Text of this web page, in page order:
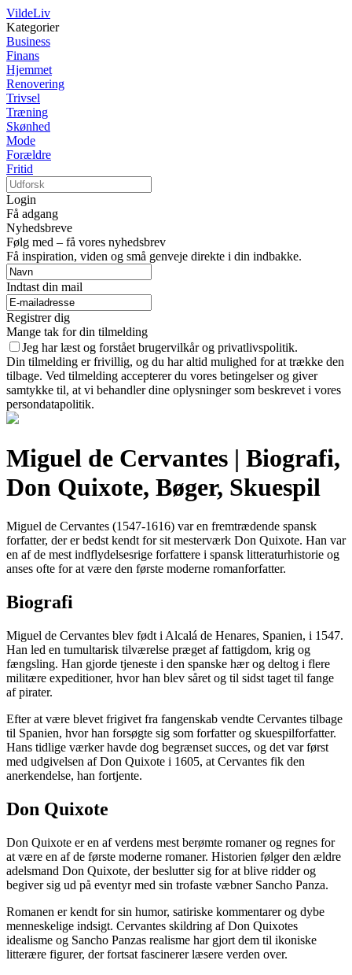
VildeLiv
Kategorier
Business
Finans
Hjemmet
Renovering
Trivsel
Træning
Skønhed
Mode
Forældre
Fritid
Login
Få adgang
Nyhedsbreve
Følg med – få vores nyhedsbrev
Få inspiration, viden og små genveje direkte i din indbakke.
Indtast din mail
Registrer dig
Mange tak for din tilmelding
Jeg har læst og forstået brugervilkår og privatlivspolitik.
Din tilmelding er frivillig, og du har altid mulighed for at trække den
tilbage. Ved tilmelding accepterer du vores betingelser og giver
samtykke til, at vi behandler dine oplysninger som beskrevet i vores
persondatapolitik.
Miguel de Cervantes | Biografi,
Don Quixote, Bøger, Skuespil
Miguel de Cervantes (1547-1616) var en fremtrædende spansk
forfatter, der er bedst kendt for sit mesterværk Don Quixote. Han var
en af de mest indflydelsesrige forfattere i spansk litteraturhistorie og
anses ofte for at være den første moderne romanforfatter.
Biografi
Miguel de Cervantes blev født i Alcalá de Henares, Spanien, i 1547.
Han led en tumultarisk tilværelse præget af fattigdom, krig og
fængsling. Han gjorde tjeneste i den spanske hær og deltog i flere
militære expeditioner, hvor han blev såret og til sidst taget til fange
af pirater.
Efter at være blevet frigivet fra fangenskab vendte Cervantes tilbage
til Spanien, hvor han forsøgte sig som forfatter og skuespilforfatter.
Hans tidlige værker havde dog begrænset succes, og det var først
med udgivelsen af Don Quixote i 1605, at Cervantes fik den
anerkendelse, han fortjente.
Don Quixote
Don Quixote er en af verdens mest berømte romaner og regnes for
at være en af de første moderne romaner. Historien følger den ældre
adelsmand Don Quixote, der beslutter sig for at blive ridder og
begiver sig ud på eventyr med sin trofaste væbner Sancho Panza.
Romanen er kendt for sin humor, satiriske kommentarer og dybe
menneskelige indsigt. Cervantes skildring af Don Quixotes
idealisme og Sancho Panzas realisme har gjort dem til ikoniske
litterære figurer, der fortsat fascinerer læsere verden over.